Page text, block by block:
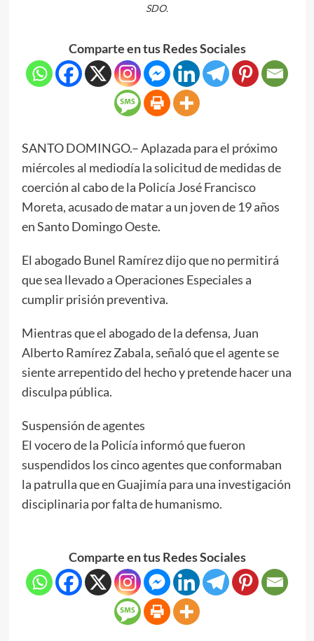
SDO.
Comparte en tus Redes Sociales
SANTO DOMINGO.– Aplazada para el próximo
miércoles al mediodía la solicitud de medidas de
coerción al cabo de la Policía José Francisco
Moreta, acusado de matar a un joven de 19 años
en Santo Domingo Oeste.
El abogado Bunel Ramírez dijo que no permitirá
que sea llevado a Operaciones Especiales a
cumplir prisión preventiva.
Mientras que el abogado de la defensa, Juan
Alberto Ramírez Zabala, señaló que el agente se
siente arrepentido del hecho y pretende hacer una
disculpa pública.
Suspensión de agentes
El vocero de la Policía informó que fueron
suspendidos los cinco agentes que conformaban
la patrulla que en Guajimía para una investigación
disciplinaria por falta de humanismo.
Comparte en tus Redes Sociales